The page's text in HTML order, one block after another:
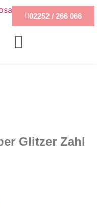
02252 / 266 066
Glitzer Zahl